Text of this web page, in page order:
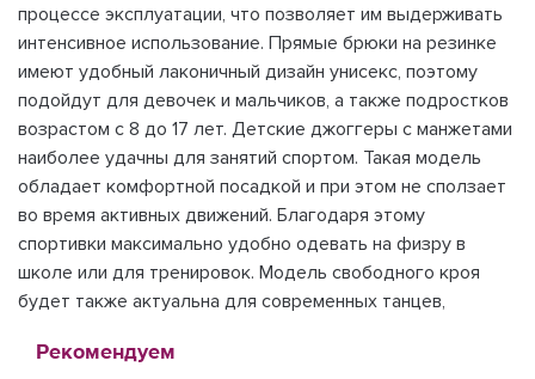
процессе эксплуатации, что позволяет им выдерживать
интенсивное использование. Прямые брюки на резинке
имеют удобный лаконичный дизайн унисекс, поэтому
подойдут для девочек и мальчиков, а также подростков
возрастом с 8 до 17 лет. Детские джоггеры с манжетами
наиболее удачны для занятий спортом. Такая модель
обладает комфортной посадкой и при этом не сползает
во время активных движений. Благодаря этому
спортивки максимально удобно одевать на физру в
школе или для тренировок. Модель свободного кроя
будет также актуальна для современных танцев,
Рекомендуем